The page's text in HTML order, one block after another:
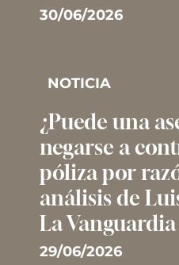
30/06/2026
NOTICIA
¿Puede una
negarse a
póliza por
análisis de
La Vanguardia
29/06/2026